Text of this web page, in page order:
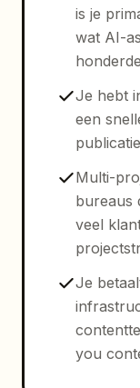
is je
wat AI-
Je hebt
een
Multi-
bureaus
veel
Je
you